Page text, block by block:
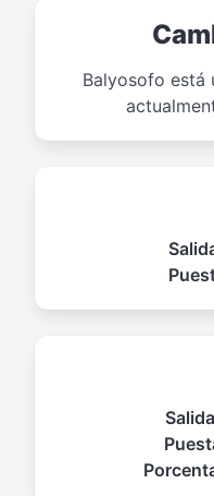
Balyosofo está